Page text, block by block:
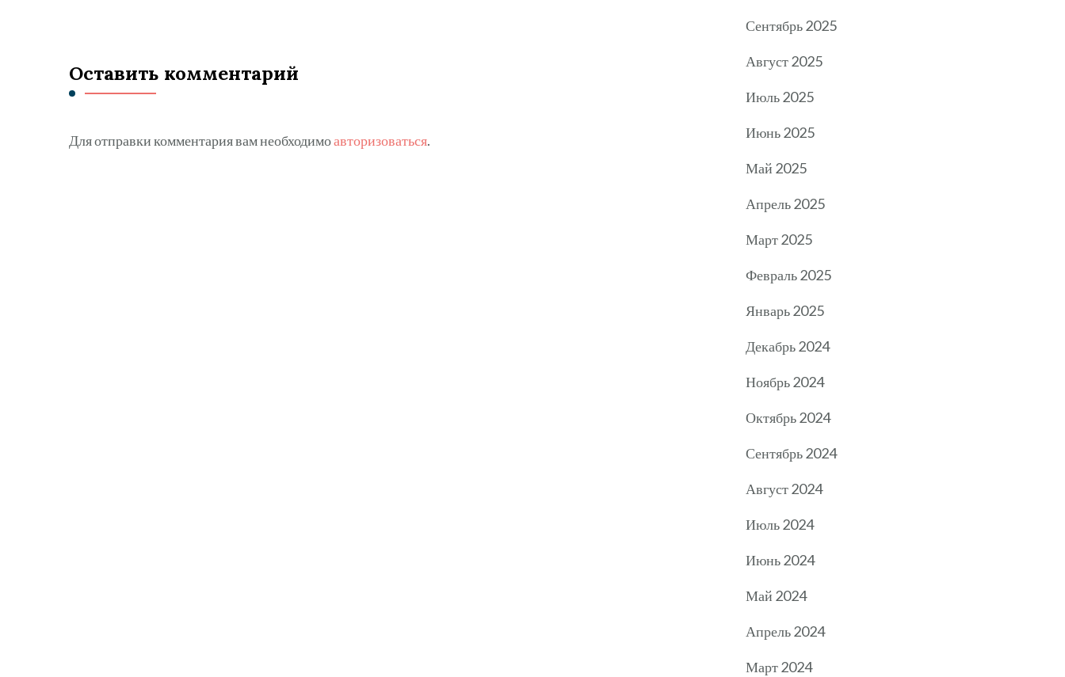
Оставить комментарий
Для отправки комментария вам необходимоавторизоваться.
Сентябрь 2025
Август 2025
Июль 2025
Июнь 2025
Май 2025
Апрель 2025
Март 2025
Февраль 2025
Январь 2025
Декабрь 2024
Ноябрь 2024
Октябрь 2024
Сентябрь 2024
Август 2024
Июль 2024
Июнь 2024
Май 2024
Апрель 2024
Март 2024